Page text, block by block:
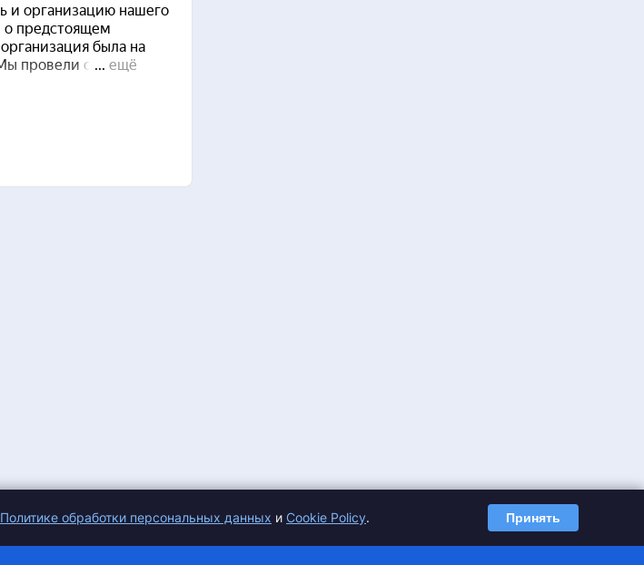
Политике обработки персональных данных и Cookie Policy. Принять